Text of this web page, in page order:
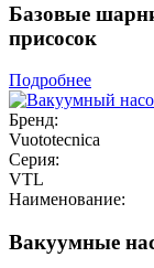
Базовые
присосок
Подробнее
Бренд:
Vuototecnica
Серия:
VTL
Наименование:
Вакуумные